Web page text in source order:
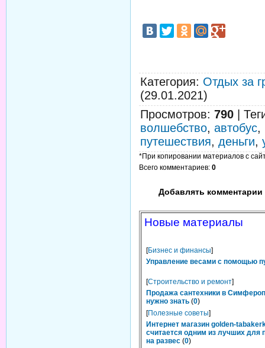
Категория: Отдых за
(29.01.2021)
Просмотров: 790
волшебство, автобус,
путешествия, деньги,
*При копировании материалов с
Всего комментариев: 0
Добавлять комментарии
Новые материалы
[Бизнес и финансы]
Управление весами с помощью
[Строительство и ремонт]
Продажа сантехники в
нужно знать (0)
[Полезные советы]
Интернет магазин golden-
считается одним из лучших для
на развес (0)